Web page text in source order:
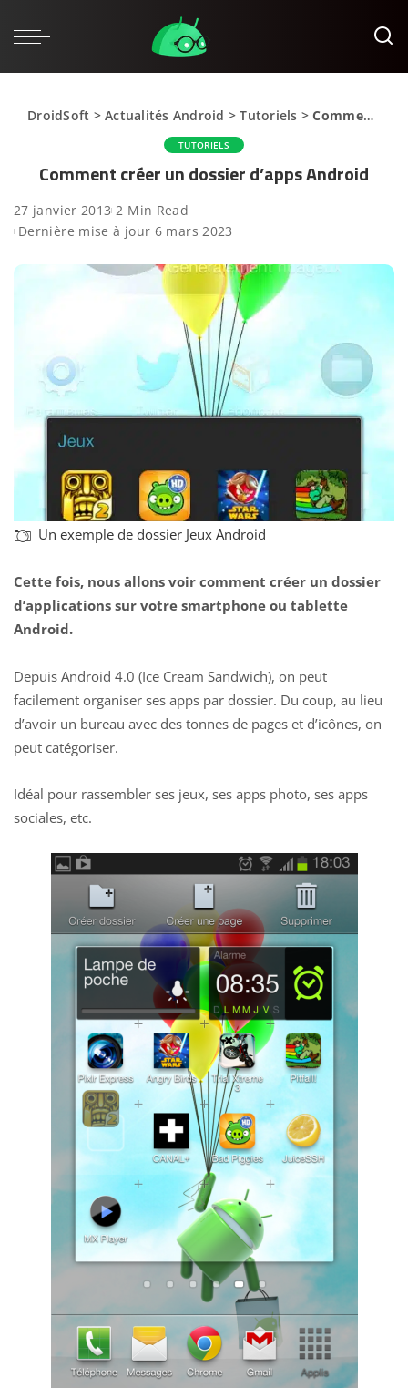
DroidSoft >Actualités Android >Tutoriels >Comment créer un dossier d’apps Android
TUTORIELS
Comment créer un dossier d’apps Android
27 janvier 2013 2 Min Read
Dernière mise à jour 6 mars 2023
Un exemple de dossier Jeux Android
Cette fois, nous allons voir comment créer un dossier
d’applications sur votre smartphone ou tablette
Android.
Depuis Android 4.0 (Ice Cream Sandwich), on peut
facilement organiser ses apps par dossier. Du coup, au lieu
d’avoir un bureau avec des tonnes de pages et d’icônes, on
peut catégoriser.
Idéal pour rassembler ses jeux, ses apps photo, ses apps
sociales, etc.